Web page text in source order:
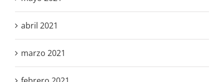
abril 2021
marzo 2021